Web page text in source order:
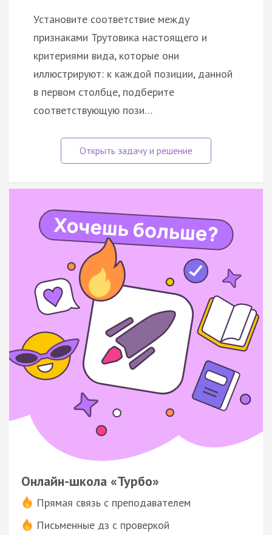
Установите соответствие между
признаками Трутовика настоящего и
критериями вида, которые они
иллюстрируют: к каждой позиции, данной
в первом столбце, подберите
соответствующую пози…
Онлайн-школа «Турбо»
Прямая связь с преподавателем
Письменные дз с проверкой